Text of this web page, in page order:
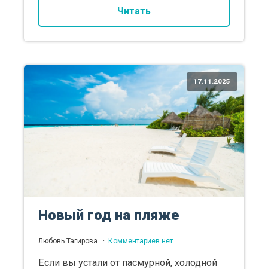
Читать
17.11.2025
Новый год на пляже
Любовь Тагирова Комментариев нет
Если вы устали от пасмурной, холодной